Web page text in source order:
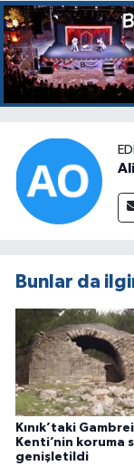
Bunlar da
Kınık’taki
Kenti’nin koruma
genişletildi